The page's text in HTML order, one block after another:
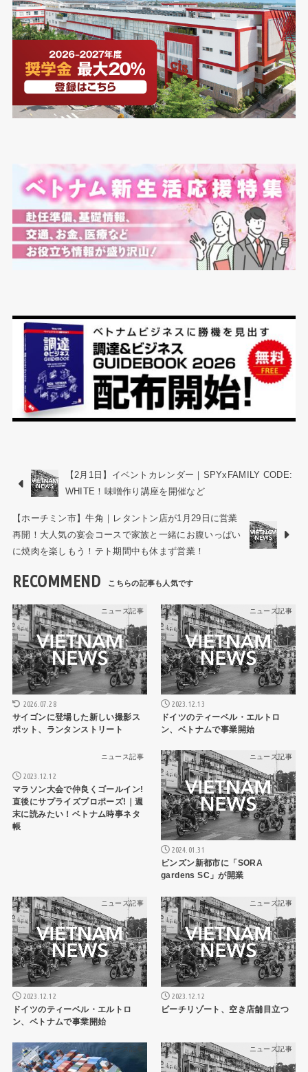
【2月1日】イベントカレンダー｜SPYxFAMILY CODE:
WHITE！味噌作り講座を開催など
【ホーチミン市】牛角｜レタントン店が1月29日に営業
再開！大人気の宴会コースで家族と一緒にお腹いっぱい
に焼肉を楽しもう！テト期間中も休まず営業！
RECOMMEND
ニュース記事
2026.07.28
サイゴンに登場した新しい撮影ス
ポット、ランタンストリート
ニュース記事
2023.12.13
ドイツのティーベル・エルトロ
ン、ベトナムで事業開始
ニュース記事
2023.12.12
マラソン大会で仲良くゴールイン!
直後にサプライズプロポーズ!｜週
末に読みたい！ベトナム時事ネタ
帳
ニュース記事
2024.01.31
ビンズン新都市に「SORA
gardens SC」が開業
ニュース記事
2023.12.12
ドイツのティーベル・エルトロ
ン、ベトナムで事業開始
ニュース記事
2023.12.12
ビーチリゾート、空き店舗目立つ
ニュース記事 ニュース記事